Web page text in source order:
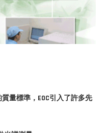
量標準，EOC引入了許多先